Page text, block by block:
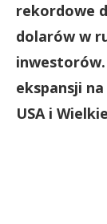
rekordowe
dolarów w
ekspansji
USA i